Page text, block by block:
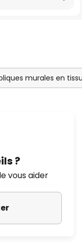
murales en
?
vous aider